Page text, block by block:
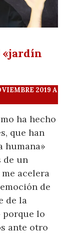
«jardín
2019 A
ha hecho
que han
humana»
de un
acelera
de
de la
porque lo
ante otro